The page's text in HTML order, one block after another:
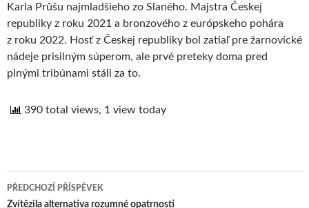
Karla Průšu najmladšieho zo Slaného. Majstra Českej
republiky z roku 2021 a bronzového z európskeho pohára
z roku 2022. Hosť z Českej republiky bol zatiaľ pre žarnovické
nádeje prisilným súperom, ale prvé preteky doma pred
plnými tribúnami stáli za to.
390 total views, 1 view today
PŘEDCHOZÍ PŘÍSPĚVEK
Zvítězila alternativa rozumné opatrnosti